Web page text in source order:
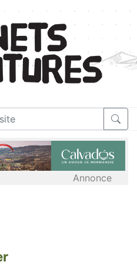
Annonce